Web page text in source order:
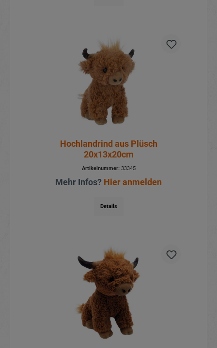
Hochlandrind aus Plüsch
20x13x20cm
Artikelnummer:33345
Mehr Infos? Hier anmelden
Details